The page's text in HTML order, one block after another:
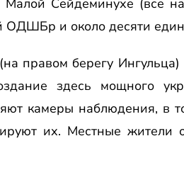
Сейдеминухе (все
и около десяти
правом берегу
здесь мощного
камеры наблюдения, в
их. Местные жители